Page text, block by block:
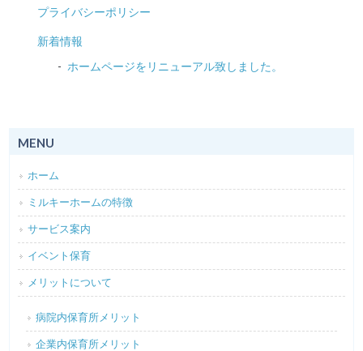
プライバシーポリシー
新着情報
ホームページをリニューアル致しました。
MENU
ホーム
ミルキーホームの特徴
サービス案内
イベント保育
メリットについて
病院内保育所メリット
企業内保育所メリット